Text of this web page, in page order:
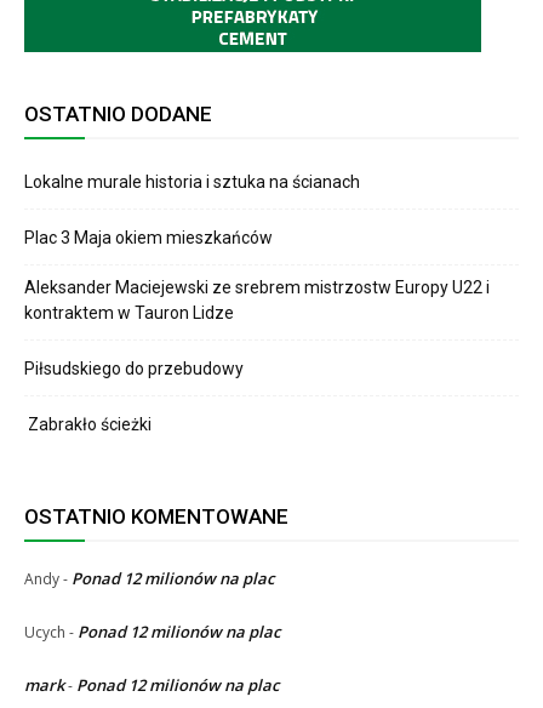
OSTATNIO DODANE
Lokalne murale historia i sztuka na ścianach
Plac 3 Maja okiem mieszkańców
Aleksander Maciejewski ze srebrem mistrzostw Europy U22 i
kontraktem w Tauron Lidze
Piłsudskiego do przebudowy
Zabrakło ścieżki
OSTATNIO KOMENTOWANE
Andy- Ponad 12 milionów na plac
Ucych - Ponad 12 milionów na plac
mark- Ponad 12 milionów na plac